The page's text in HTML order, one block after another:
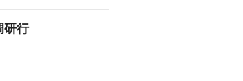
研行